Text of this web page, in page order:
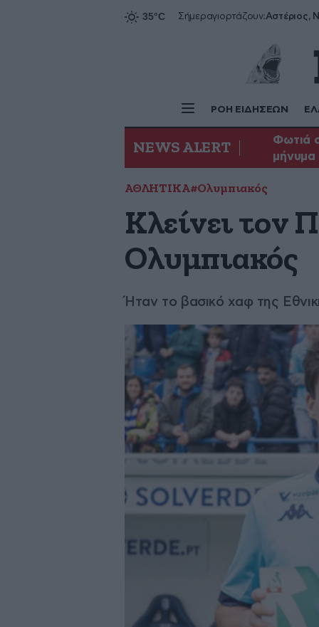
Σήμεραγιορτάζουν:Αστέριος,
ΡΟΗ ΕΙΔΗΣΕΩΝ
NEWS ALERT
Φωτιά
μήνυμα
ΑΘΛΗΤΙΚΑ#Ολυμπιακός
Κλείνει τον
Ολυμπιακός
Ήταν το βασικό χαφ της